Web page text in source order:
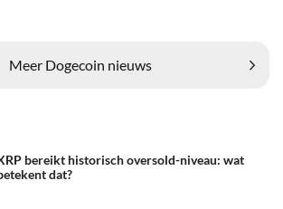
Meer Dogecoin nieuws
bereikt historisch oversold-niveau: wat
dat?